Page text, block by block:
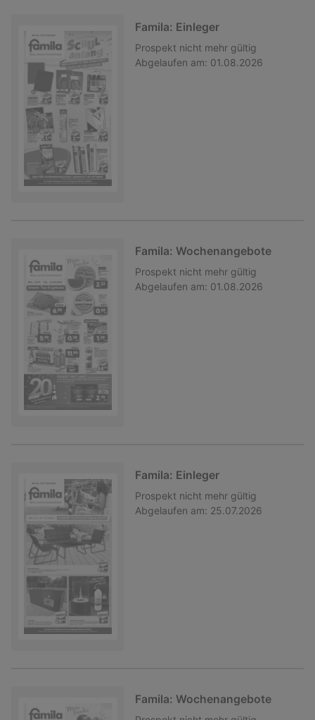
Famila: Einleger
Prospekt nicht mehr gültig
Abgelaufen am: 01.08.2026
Famila: Wochenangebote
Prospekt nicht mehr gültig
Abgelaufen am: 01.08.2026
Famila: Einleger
Prospekt nicht mehr gültig
Abgelaufen am: 25.07.2026
Famila: Wochenangebote